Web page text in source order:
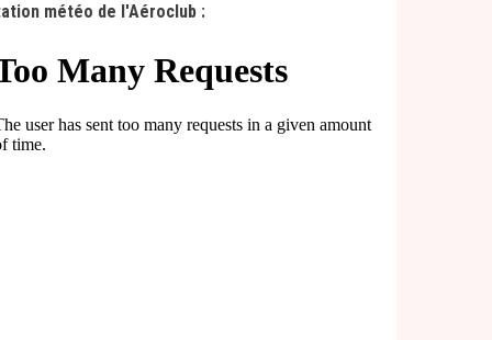
météo de l'Aéroclub :